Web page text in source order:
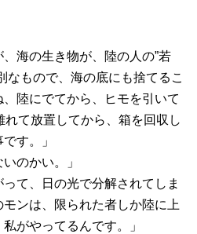
、海の生き物が、陸の人の”若
なもので、海の底にも捨てるこ
陸にでてから、ヒモを引いて
て放置してから、箱を回収し
す。」
のかい。」
って、日の光で分解されてしま
ンは、限られた者しか陸に上
がやってるんです。」